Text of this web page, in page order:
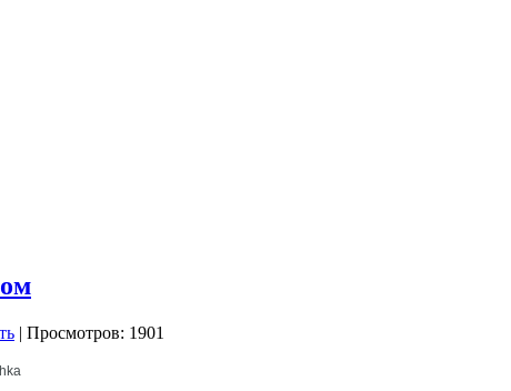
| Просмотров: 1901